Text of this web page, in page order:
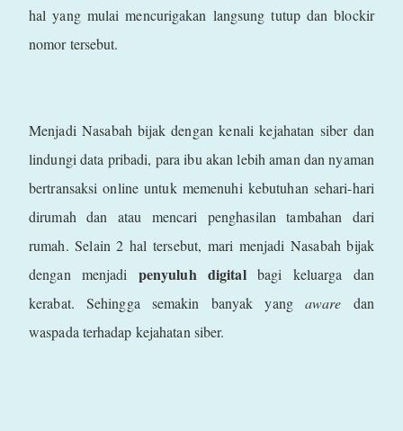
hal yang mulai mencurigakan langsung tutup dan blockir
nomor tersebut.
Menjadi Nasabah bijak dengan kenali kejahatan siber dan
lindungi data pribadi, para ibu akan lebih aman dan nyaman
bertransaksi online untuk memenuhi kebutuhan sehari-hari
dirumah dan atau mencari penghasilan tambahan dari
rumah. Selain 2 hal tersebut, mari menjadi Nasabah bijak
dengan menjadi penyuluh digitalbagi keluarga dan
kerabat. Sehingga semakin banyak yangaware dan
waspada terhadap kejahatan siber.